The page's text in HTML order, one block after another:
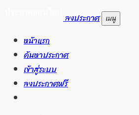
ลงประกาศ เมนู
หน้าแรก
ค้นหาประกาศ
เข้าสู่ระบบ
ลงประกาศฟรี